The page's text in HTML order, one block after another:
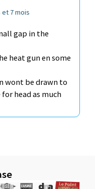
et 7 mois
gap in the
heat gun en some
wont be drawn to
head as much